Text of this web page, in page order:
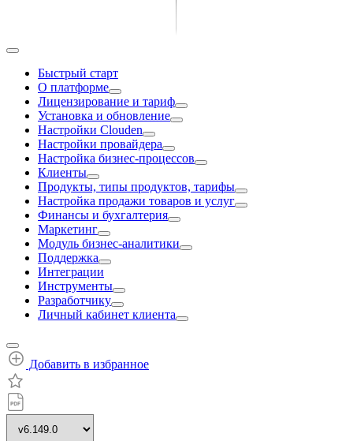
Быстрый старт
О платформе
Лицензирование и тариф
Установка и обновление
Настройки Clouden
Настройки провайдера
Настройка бизнес-процессов
Клиенты
Продукты, типы продуктов, тарифы
Настройка продажи товаров и услуг
Финансы и бухгалтерия
Маркетинг
Модуль бизнес-аналитики
Поддержка
Интеграции
Инструменты
Разработчику
Личный кабинет клиента
Добавить в избранное